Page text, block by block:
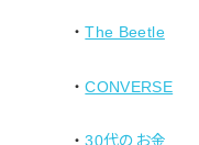
・The Beetle
・CONVERSE
・30代のお金